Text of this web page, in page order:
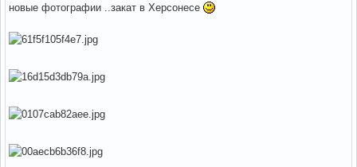
новые фотографии ..закат в Херсонесе